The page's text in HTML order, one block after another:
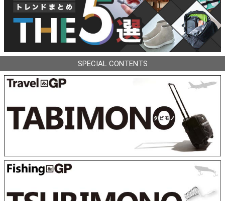
SPECIAL CONTENTS